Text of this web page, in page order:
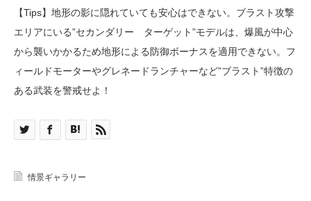
【Tips】地形の影に隠れていても安心はできない。ブラスト攻撃
エリアにいる”セカンダリー ターゲット”モデルは、爆風が中心
から襲いかかるため地形による防御ボーナスを適用できない。フ
ィールドモーターやグレネードランチャーなど”ブラスト”特徴の
ある武装を警戒せよ！
情景ギャラリー